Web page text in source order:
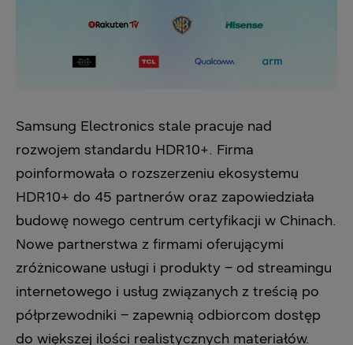
Samsung Electronics stale pracuje nad
rozwojem standardu HDR10+. Firma
poinformowała o rozszerzeniu ekosystemu
HDR10+ do 45 partnerów oraz zapowiedziała
budowę nowego centrum certyfikacji w Chinach.
Nowe partnerstwa z firmami oferującymi
zróżnicowane usługi i produkty – od streamingu
internetowego i usług związanych z treścią po
półprzewodniki – zapewnią odbiorcom dostęp
do większej ilości realistycznych materiałów.